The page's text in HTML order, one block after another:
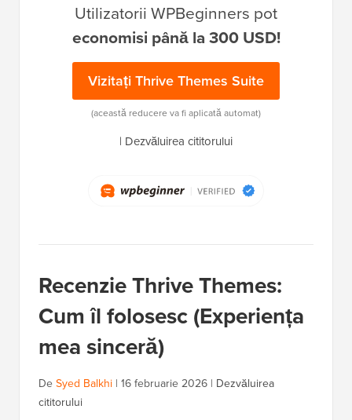
Utilizatorii WPBeginners pot
economisi până la 300 USD!
Vizitați Thrive Themes Suite
(această reducere va fi aplicată automat)
| Dezvăluirea cititorului
Recenzie Thrive Themes:
Cum îl folosesc (Experiența
mea sinceră)
DeSyed Balkhi | 16 februarie 2026 | Dezvăluirea
cititorului